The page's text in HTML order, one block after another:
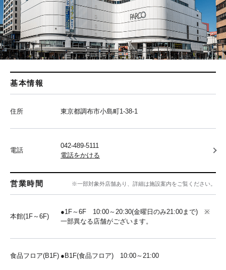
基本情報
住所 東京都調布市小島町1-38-1
電話
042-489-5111
電話をかける
営業時間 ※一部対象外店舗あり、詳細は施設案内をご覧ください。
本館(1F～6F)
●1F～6F 10:00～20:30(金曜日のみ21:00まで) ※
一部異なる店舗がございます。
食品フロア(B1F) ●B1F(食品フロア) 10:00～21:00